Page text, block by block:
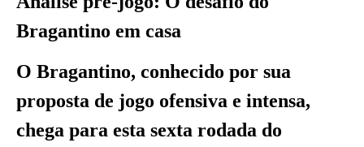
Bragantino em casa
O Bragantino, conhecido por sua
proposta de jogo ofensiva e intensa,
chega para esta sexta rodada do